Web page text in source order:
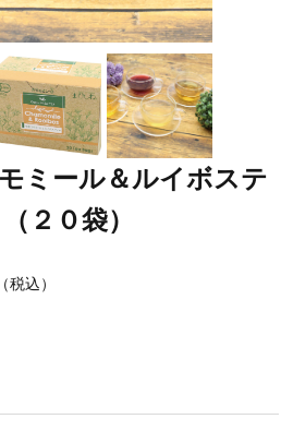
ミール＆ルイボステ
２０袋）
（税込）